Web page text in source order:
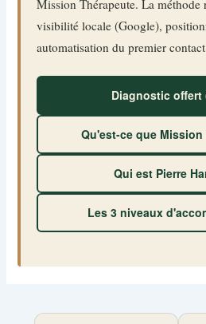
Mission Thérapeute. La méthode
visibilité locale (Google),
automatisation du premier
Diagnostic offert
Qu'est-ce que Mission
Qui est Pierre
Les 3 niveaux